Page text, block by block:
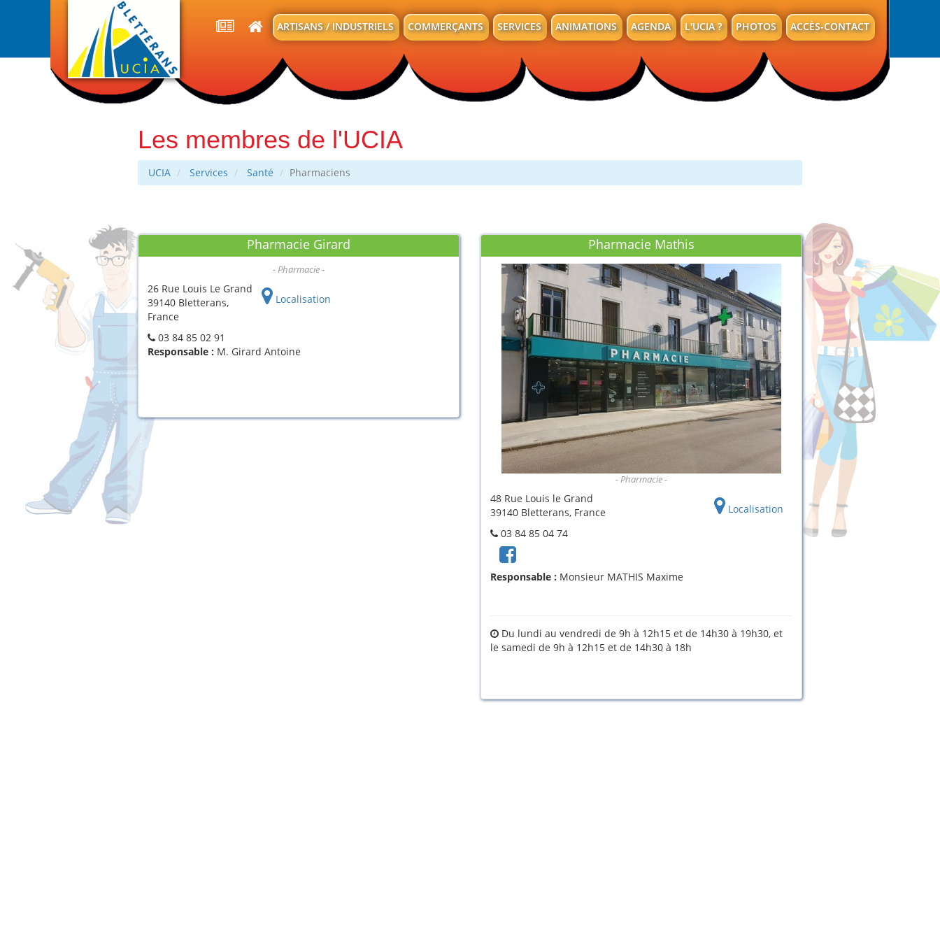
Bletterans
ARTISANS / INDUSTRIELS COMMERÇANTS SERVICES ANIMATIONS AGENDA L'UCIA ? PHOTOS ACCÈS-CONTACT
Les membres de l'UCIA
UCIA Services Santé Pharmaciens
Pharmacie Girard
Pharmacie
Localisation
26 Rue Louis Le Grand
39140 Bletterans,
France
03 84 85 02 91
Responsable : M. Girard Antoine
Pharmacie Mathis
Pharmacie
Localisation
48 Rue Louis le Grand
39140 Bletterans, France
03 84 85 04 74
Responsable : Monsieur MATHIS Maxime
Du lundi au vendredi de 9h à 12h15 et de 14h30 à 19h30, et
le samedi de 9h à 12h15 et de 14h30 à 18h